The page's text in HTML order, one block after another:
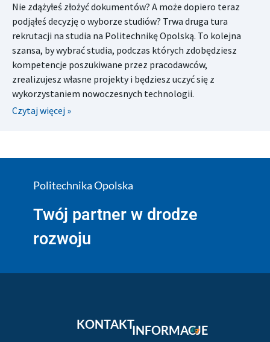
Nie zdążyłeś złożyć dokumentów? A może dopiero teraz
podjąłeś decyzję o wyborze studiów? Trwa druga tura
rekrutacji na studia na Politechnikę Opolską. To kolejna
szansa, by wybrać studia, podczas których zdobędziesz
kompetencje poszukiwane przez pracodawców,
zrealizujesz własne projekty i będziesz uczyć się z
wykorzystaniem nowoczesnych technologii.
Czytaj więcej »
Politechnika Opolska
Twój partner w drodze
rozwoju
KONTAKTINFORMACJE